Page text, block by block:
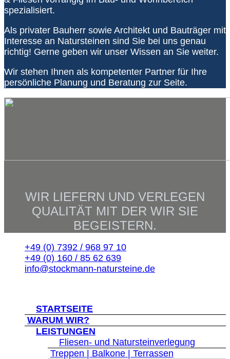
spezialisiert.
Als privater Bauherr sowie Architekt und Bauträger mit
Interesse an Natursteinen sind Sie bei uns genau
richtig! Gerne geben wir unser Wissen an Sie weiter.
Wir stehen Ihnen als kompetenter Partner für Ihre
persönliche Planung und Beratung zur Seite.
WIR LIEFERN UND VERLEGEN
QUALITÄT MIT DER WIR SIE
BEGEISTERN.
+49 (0) 7392 / 968 97 10
+49 (0) 160 / 85 62 639
info@stockmann-natursteine.de
STARTSEITE
WARUM WIR?
LEISTUNGEN
Fliesen- und Natursteinverlegung
Treppen | Balkone | Terrassen